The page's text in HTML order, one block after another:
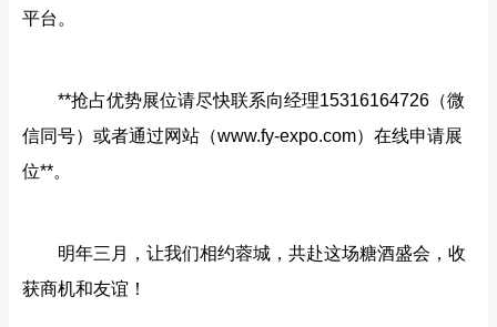
平台。
**抢占优势展位请尽快联系向经理15316164726（微
信同号）或者通过网站（www.fy-expo.com）在线申请展
位**。
明年三月，让我们相约蓉城，共赴这场糖酒盛会，收
获商机和友谊！